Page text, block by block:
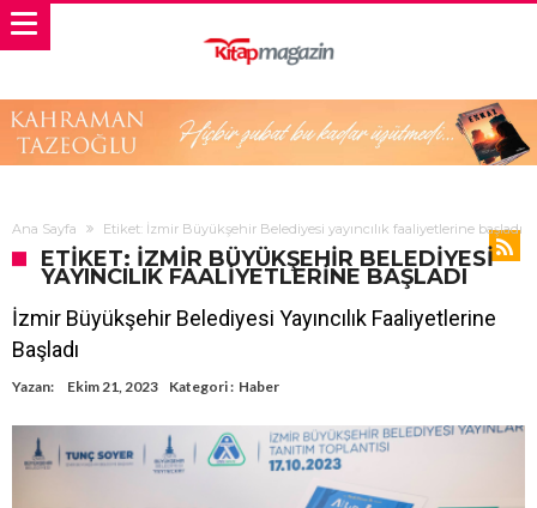
Ana Sayfa Etiket: İzmir Büyükşehir Belediyesi yayıncılık faaliyetlerine başladı
ETIKET: İZMIR BÜYÜKŞEHIR BELEDIYESI
YAYINCILIK FAALIYETLERINE BAŞLADI
İzmir Büyükşehir Belediyesi Yayıncılık Faaliyetlerine
Başladı
Yazan: Ekim 21, 2023 Kategori : Haber